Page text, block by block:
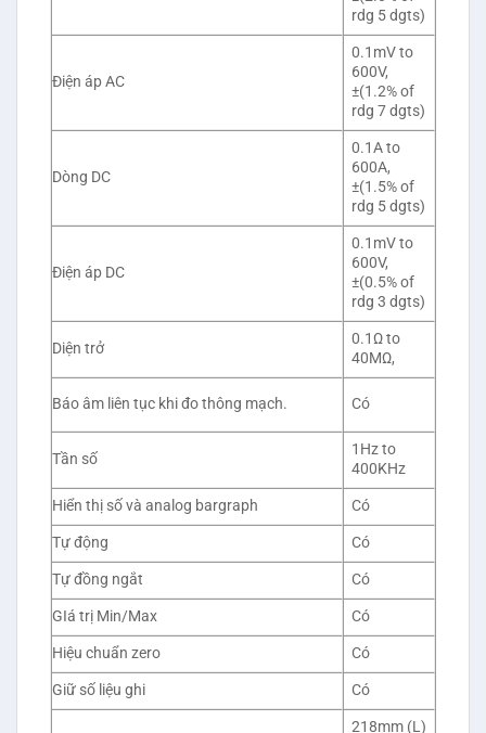
rdg 5 dgts)
Điện áp AC
0.1mV to
600V,
±(1.2% of
rdg 7 dgts)
Dòng DC
0.1A to
600A,
±(1.5% of
rdg 5 dgts)
Điện áp DC
0.1mV to
600V,
±(0.5% of
rdg 3 dgts)
Diện trở
0.1Ω to
40MΩ,
Báo âm liên tục khi đo thông mạch. Có
Tần số
1Hz to
400KHz
Hiển thị số và analog bargraph
Có
Tự động
Có
Tự đồng ngắt
Có
GIá trị Min/Max
Có
Hiệu chuẩn zero
Có
Giữ số liệu ghi
Có
218mm (L)